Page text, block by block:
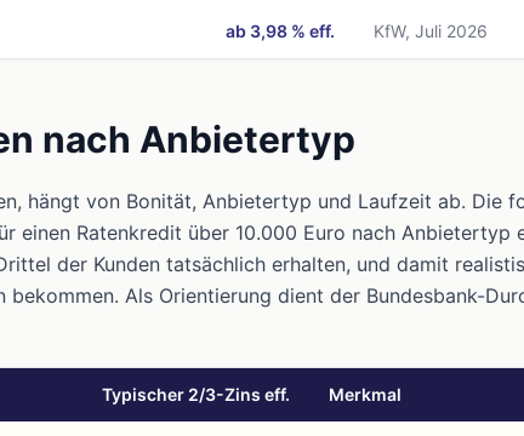
ab 3,98 % eff. KfW, Juli 2026
nach Anbietertyp
hängt von Bonität, Anbietertyp und Laufzeit ab. Die
einen Ratenkredit über 10.000 Euro nach Anbietertyp
der Kunden tatsächlich erhalten, und damit
bekommen. Als Orientierung dient der Bundesbank-
Typischer 2/3-Zins eff. Merkmal